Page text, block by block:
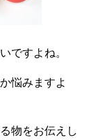
ですよね。
悩みますよ
物をお伝えし